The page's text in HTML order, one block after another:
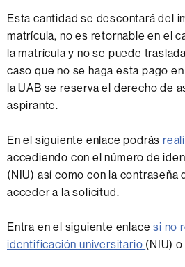
Esta cantidad se descontará del
matrícula, no es retornable en el
la matrícula y no se puede
caso que no se haga esta pago
la UAB se reserva el derecho de
aspirante.
En el siguiente enlace podrás
accediendo con el número de
(NIU) así como con la contraseña
acceder a la solicitud.
Entra en el siguiente enlacesi no
identificación universitario (NIU)